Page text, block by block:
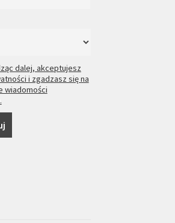
dalej, akceptujesz
i zgadzasz się na
wiadomości